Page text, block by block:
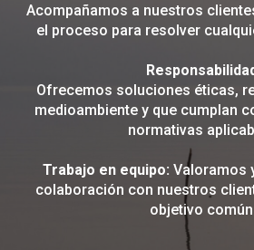
Acompañamos a nuestros
el proceso para resolver
Ofrecemos soluciones éticas,
medioambiente y que cumplan
normativas
Trabajo en equipo: Valoramos
colaboración con nuestros
objetivo